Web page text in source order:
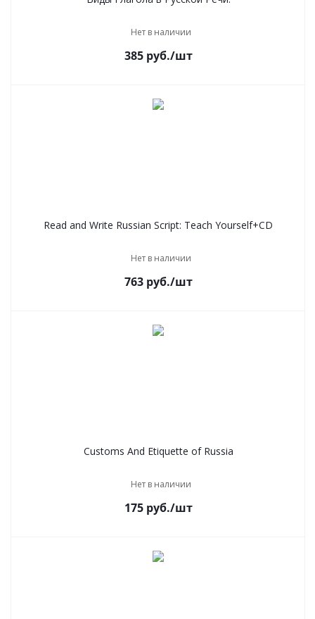
Нет в наличии
385руб./шт
Read and Write Russian Script: Teach Yourself+CD
Нет в наличии
763руб./шт
Customs And Etiquette of Russia
Нет в наличии
175руб./шт